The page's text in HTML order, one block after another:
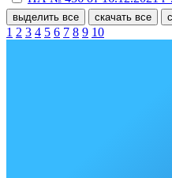
выделить все скачать все
1 2 3 4 5 6 7 8 9 10